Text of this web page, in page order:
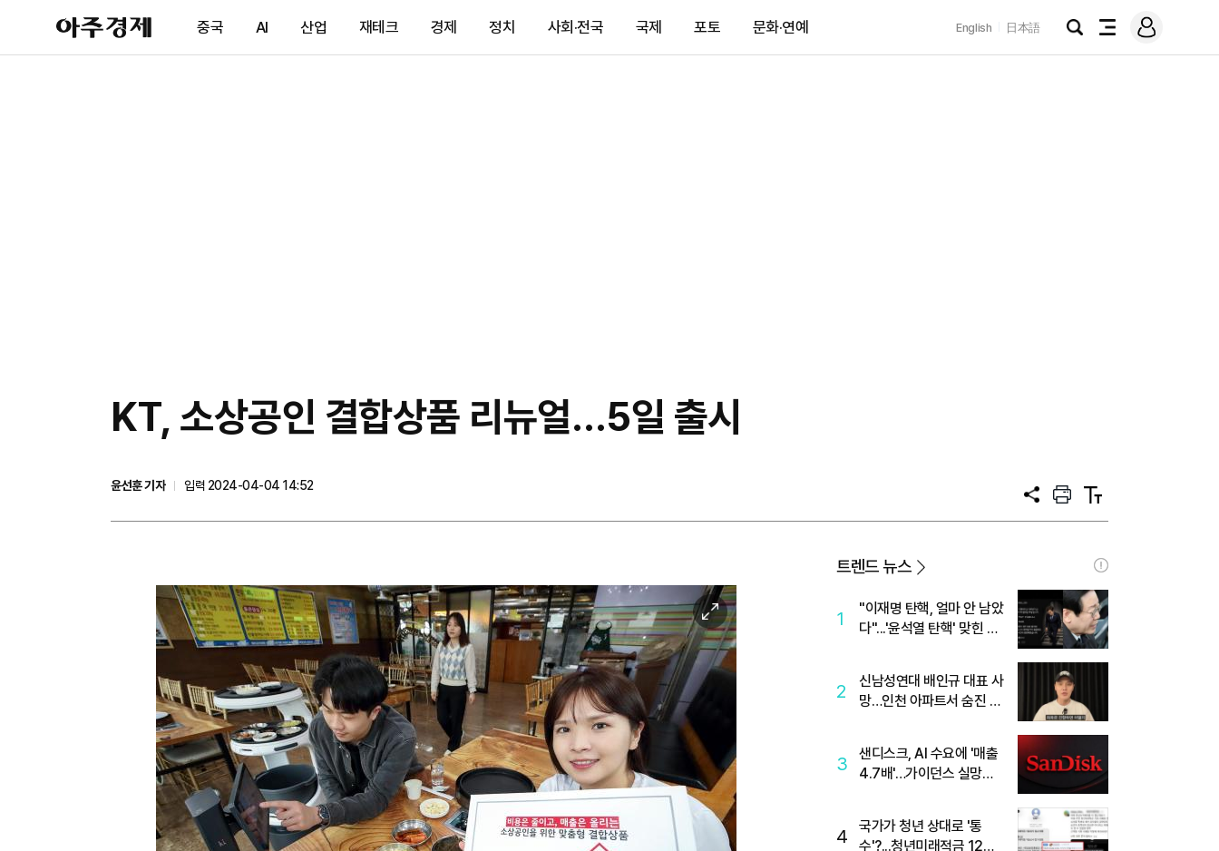
아
주
제
중국 AI 산업 재테크 경제 정치 사회·전국 국제 포토 문화·연예 English 日本語
검
전
메
그
KT, 소상공인 결합상품 리뉴얼…5일 출시
윤선훈 기자
입력 2024-04-04 14:52
공
프
트
텍
트
이
미
지
확
트렌드 뉴스
1
"이재명 탄핵, 얼마 안 남았
다"...'윤석열 탄핵' 맞힌 무
2
신남성연대 배인규 대표 사
망…인천 아파트서 숨진 채
3
샌디스크, AI 수요에 '매출
4.7배'…가이던스 실망에
4
국가가 청년 상대로 '통
수'?...청년미래적금 12%